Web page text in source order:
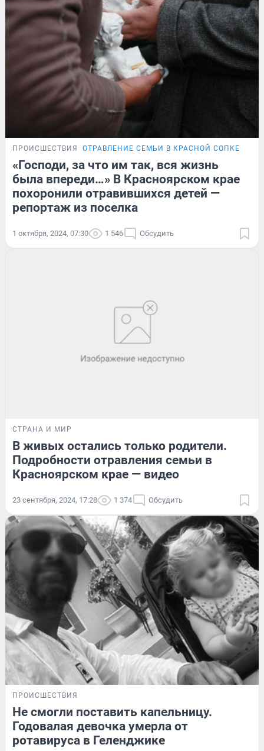
ПРОИСШЕСТВИЯ ОТРАВЛЕНИЕ СЕМЬИ В КРАСНОЙ СОПКЕ
«Господи, за что им так, вся жизнь
была впереди…» В Красноярском крае
похоронили отравившихся детей —
репортаж из поселка
1 октября, 2024, 07:30 1 546 Обсудить
СТРАНА И МИР
В живых остались только родители.
Подробности отравления семьи в
Красноярском крае — видео
23 сентября, 2024, 17:28 1 374 Обсудить
ПРОИСШЕСТВИЯ
Не смогли поставить капельницу.
Годовалая девочка умерла от
ротавируса в Геленджике